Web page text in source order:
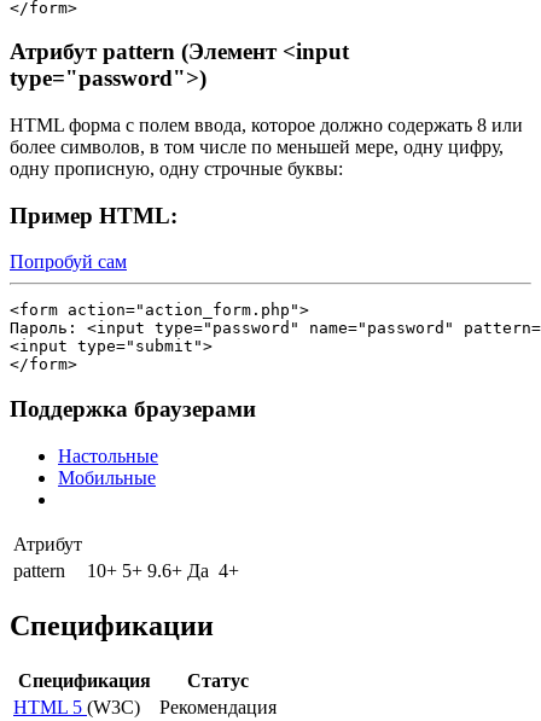
Атрибут pattern (Элемент <input
type="password">)
HTML форма с полем ввода, которое должно содержать 8 или
более символов, в том числе по меньшей мере, одну цифру,
одну прописную, одну строчные буквы:
Пример HTML:
Попробуй сам
<form action="action_form.php">
Пароль: <input type="password" name="password"
<input type="submit">
Поддержка браузерами
Настольные
Мобильные
Атрибут
pattern
10+ 5+ 9.6+ Да 4+
Спецификации
Спецификация
Статус
HTML 5 (W3C)
Рекомендация